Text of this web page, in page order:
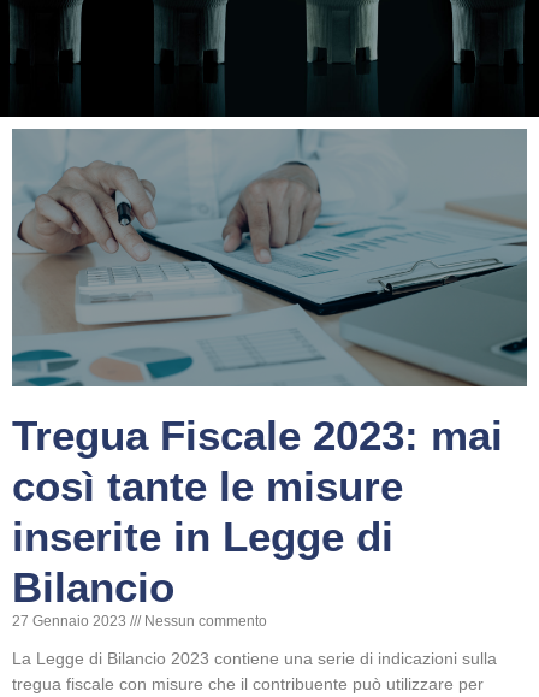
Tregua Fiscale 2023: mai
così tante le misure
inserite in Legge di
Bilancio
27 Gennaio 2023 Nessun commento
La Legge di Bilancio 2023 contiene una serie di indicazioni sulla
tregua fiscale con misure che il contribuente può utilizzare per